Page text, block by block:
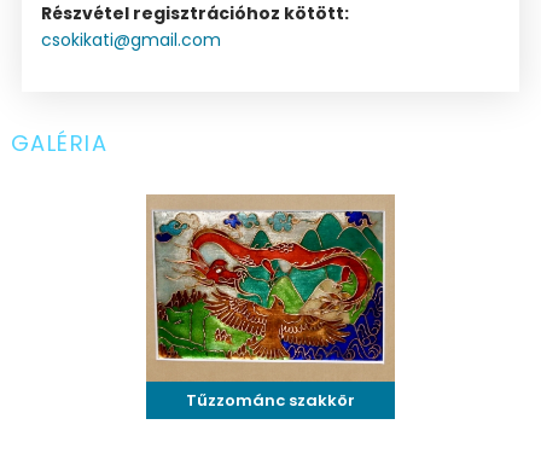
Részvétel regisztrációhoz kötött:
csokikati@gmail.com
GALÉRIA
Tűzzománc szakkör